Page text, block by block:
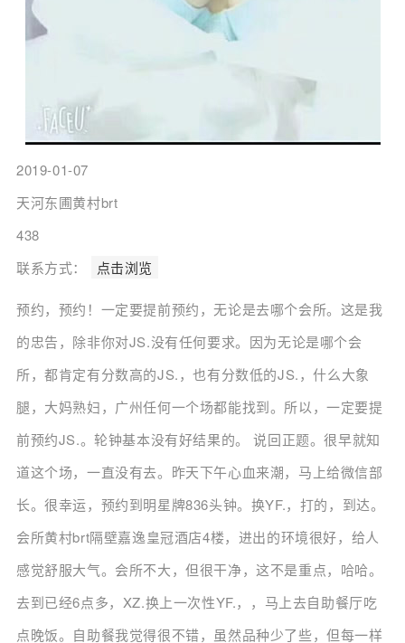
2019-01-07
天河东圃黄村brt
438
联系方式：
点击浏览
预约，预约！一定要提前预约，无论是去哪个会所。这是我
的忠告，除非你对JS.没有任何要求。因为无论是哪个会
所，都肯定有分数高的JS.，也有分数低的JS.，什么大象
腿，大妈熟妇，广州任何一个场都能找到。所以，一定要提
前预约JS.。轮钟基本没有好结果的。 说回正题。很早就知
道这个场，一直没有去。昨天下午心血来潮，马上给微信部
长。很幸运，预约到明星牌836头钟。换YF.，打的，到达。
会所黄村brt隔壁嘉逸皇冠酒店4楼，进出的环境很好，给人
感觉舒服大气。会所不大，但很干净，这不是重点，哈哈。
去到已经6点多，XZ.换上一次性YF.，，马上去自助餐厅吃
点晚饭。自助餐我觉得很不错，虽然品种少了些，但每一样